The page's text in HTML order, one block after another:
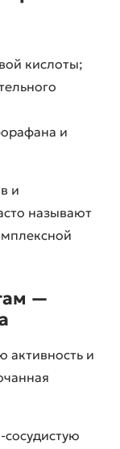
кислоты;
и
и
называют
—
активность и